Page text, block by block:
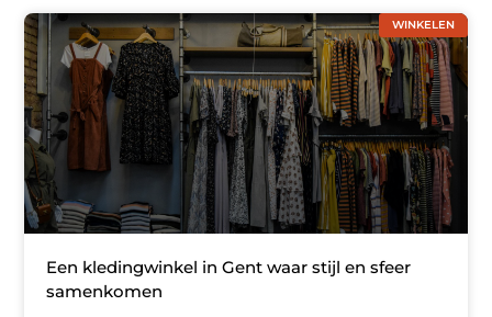
WINKELEN
Een kledingwinkel in Gent waar stijl en sfeer
samenkomen